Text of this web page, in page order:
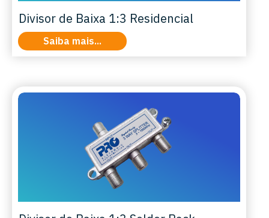
Divisor de Baixa 1:3 Residencial
Saiba mais...